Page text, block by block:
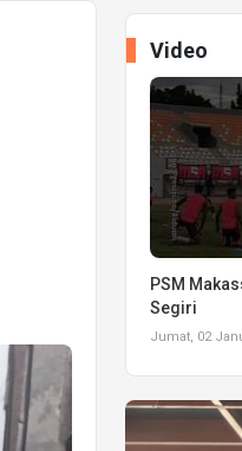
Video
PSM
Segiri
Jumat, 02